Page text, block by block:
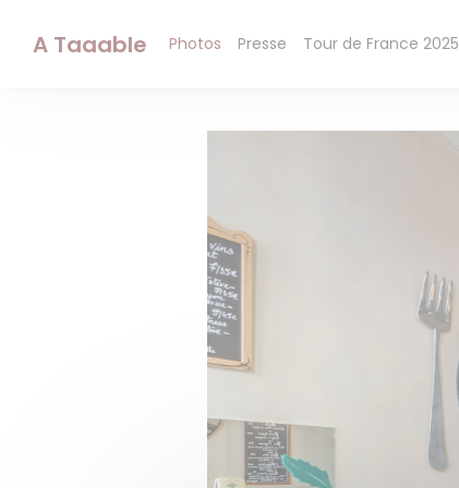
A Taaable Photos Presse Tour de France 2025